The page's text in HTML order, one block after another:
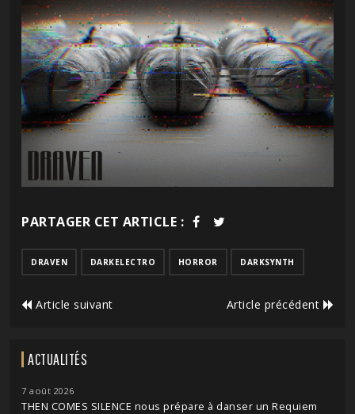
PARTAGER CET ARTICLE :
DRAVEN DARKELECTRO HORROR DARKSYNTH
Article suivant Article précédent
ACTUALITÉS
7 août 2026
THEN COMES SILENCE nous prépare à danser un Requiem